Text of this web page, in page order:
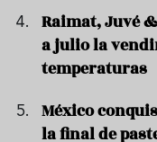
Raimat, Juvé
a julio la
temperaturas
México
la final de